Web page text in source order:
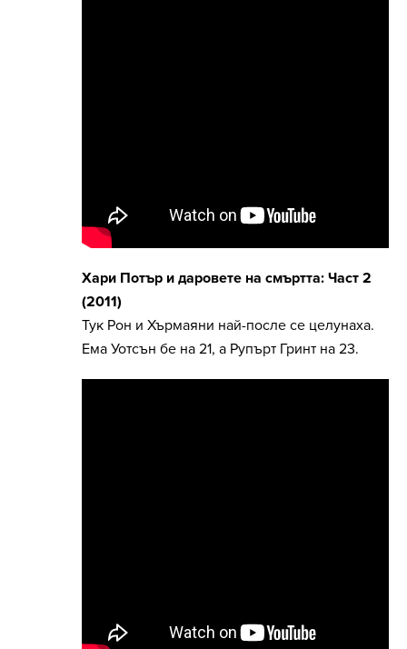
Хари Потър и даровете на смъртта: Част 2
(2011)
Тук Рон и Хърмаяни най-после се целунаха.
Ема Уотсън бе на 21, а Рупърт Гринт на 23.